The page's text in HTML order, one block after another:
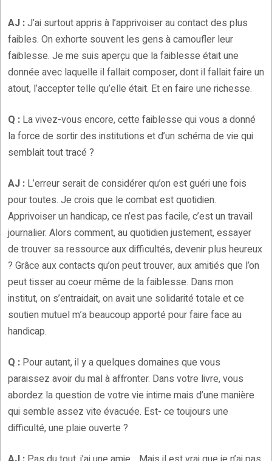
AJ :J’ai surtout appris à l’apprivoiser au contact des plus
faibles. On exhorte souvent les gens à camoufler leur
faiblesse. Je me suis aperçu que la faiblesse était une
donnée avec laquelle il fallait composer, dont il fallait faire un
atout, l’accepter telle qu’elle était. Et en faire une richesse.
Q : La vivez-vous encore, cette faiblesse qui vous a donné
la force de sortir des institutions et d’un schéma de vie qui
semblait tout tracé ?
AJ : L’erreur serait de considérer qu’on est guéri une fois
pour toutes. Je crois que le combat est quotidien.
Apprivoiser un handicap, ce n’est pas facile, c’est un travail
journalier. Alors comment, au quotidien justement, essayer
de trouver sa ressource aux difficultés, devenir plus heureux
? Grâce aux contacts qu’on peut trouver, aux amitiés que l’on
peut tisser au coeur même de la faiblesse. Dans mon
institut, on s’entraidait, on avait une solidarité totale et ce
soutien mutuel m’a beaucoup apporté pour faire face au
handicap.
Q : Pour autant, il y a quelques domaines que vous
paraissez avoir du mal à affronter. Dans votre livre, vous
abordez la question de votre vie intime mais d’une manière
qui semble assez vite évacuée. Est- ce toujours une
difficulté, une plaie ouverte ?